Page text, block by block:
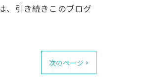
、引き続きこのブログ
次のページ >